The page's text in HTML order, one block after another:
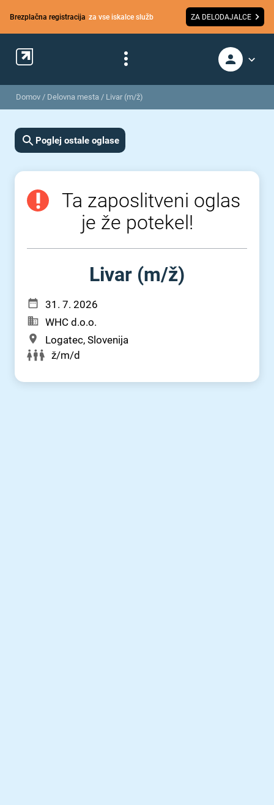
Brezplačna registracija za vse iskalce služb ZA DELODAJALCE
Domov / Delovna mesta / Livar (m/ž)
Poglej ostale oglase
Ta zaposlitveni oglas
je že potekel!
Livar (m⁠/⁠ž)
31. 7. 2026
WHC d.o.o.
Logatec, Slovenija
ž/m/d